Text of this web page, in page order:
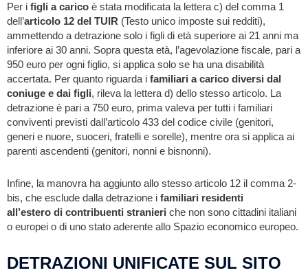
Per i figli a carico è stata modificata la lettera c) del comma 1
dell’articolo 12 del TUIR (Testo unico imposte sui redditi),
ammettendo a detrazione solo i figli di età superiore ai 21 anni ma
inferiore ai 30 anni. Sopra questa età, l’agevolazione fiscale, pari a
950 euro per ogni figlio, si applica solo se ha una disabilità
accertata. Per quanto riguarda i familiari a carico diversi dal
coniuge e dai figli, rileva la lettera d) dello stesso articolo. La
detrazione è pari a 750 euro, prima valeva per tutti i familiari
conviventi previsti dall’articolo 433 del codice civile (genitori,
generi e nuore, suoceri, fratelli e sorelle), mentre ora si applica ai
parenti ascendenti (genitori, nonni e bisnonni).
Infine, la manovra ha aggiunto allo stesso articolo 12 il comma 2-
bis, che esclude dalla detrazione i familiari residenti
all’estero di contribuenti stranieri che non sono cittadini italiani
o europei o di uno stato aderente allo Spazio economico europeo.
DETRAZIONI UNIFICATE SUL SITO